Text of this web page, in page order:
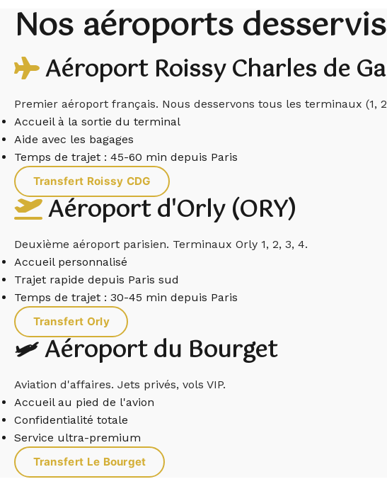
Nos aéroports
Aéroport Roissy Charles de
Premier aéroport français. Nous desservons tous les terminaux (1,
Accueil à la sortie du terminal
Aide avec les bagages
Temps de trajet : 45-60 min depuis Paris
Transfert Roissy CDG
Aéroport d'Orly (ORY)
Deuxième aéroport parisien. Terminaux Orly 1, 2, 3, 4.
Accueil personnalisé
Trajet rapide depuis Paris sud
Temps de trajet : 30-45 min depuis Paris
Transfert Orly
🛩️ Aéroport du Bourget
Aviation d'affaires. Jets privés, vols VIP.
Accueil au pied de l'avion
Confidentialité totale
Service ultra-premium
Transfert Le Bourget